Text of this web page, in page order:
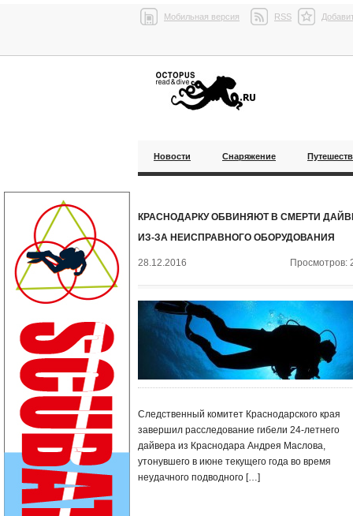
Мобильная версия RSS
Новости Снаряжение
КРАСНОДАРКУ ОБВИНЯЮТ В СМЕРТИ
ИЗ-ЗА НЕИСПРАВНОГО ОБОРУДОВАНИЯ
28.12.2016 Просмотров:
Следственный комитет Краснодарского края
завершил расследование гибели 24-летнего
дайвера из Краснодара Андрея Маслова,
утонувшего в июне текущего года во время
неудачного подводного […]